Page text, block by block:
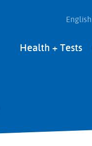
Main
Health + Tests
English